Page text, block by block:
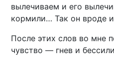
вылечиваем и его
кормили… Так он вроде
После этих слов во мне
чувство — гнев и